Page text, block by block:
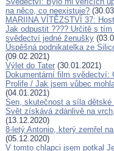
na něco, co neexistuje?
MARIINA VÍTĚZSTVÍ 37:
Jak odpustit ???? Určitě s
svědectví jedné ženušky
Úspěšná podnikatelka ze
(09.02.2021)
Výlet do Tater (30.01.2021)
Dokumentární film
Prolife / Jak jsem vůbec
(04.01.2021)
Sen, skutečnost a síla dětské
Svět získává zdánlivě na
(13.12.2020)
8-letý Antonio, který zemřel
(05.12.2020)
V tomto chlapci jsem potkal